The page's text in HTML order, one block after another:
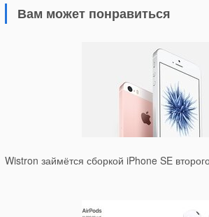
Вам может понравиться
Wistron займётся сборкой iPhone SE